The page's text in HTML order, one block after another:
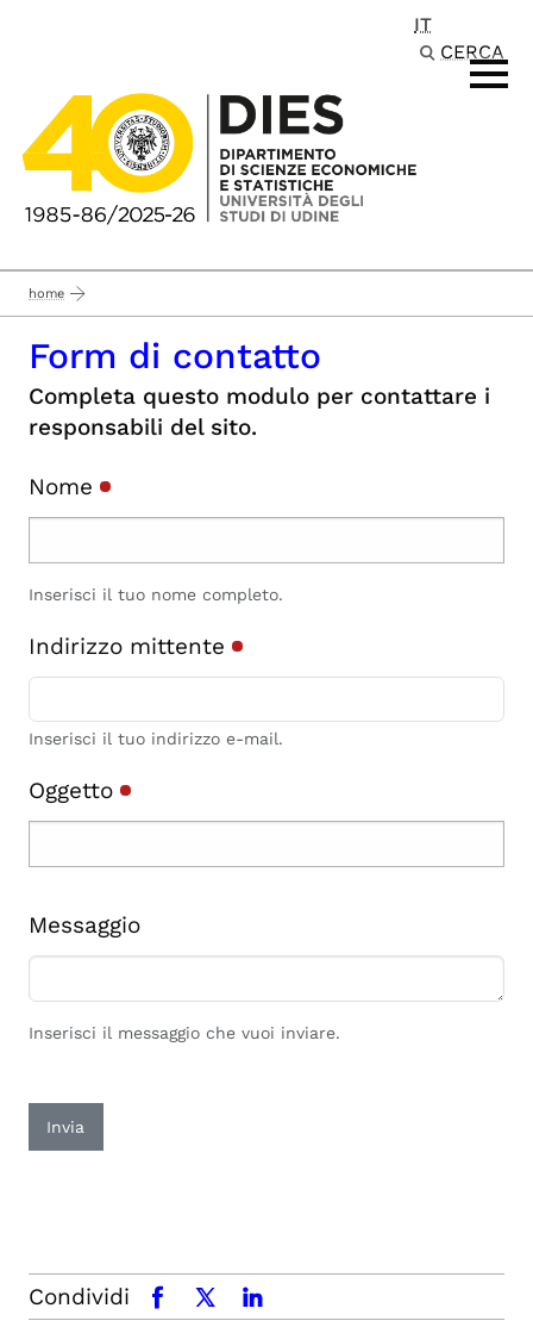
IT
CERCA
home
Form di contatto
Completa questo modulo per contattare i
responsabili del sito.
Nome
Inserisci il tuo nome completo.
Indirizzo mittente
Inserisci il tuo indirizzo e-mail.
Oggetto
Messaggio
Inserisci il messaggio che vuoi inviare.
Invia
Condividi facebookx.comlinkedin